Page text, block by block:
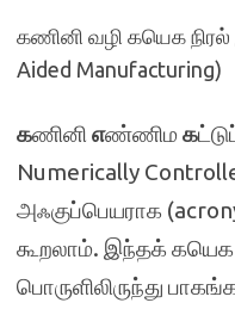
கணினி வழி கயெக
Aided Manufacturing)
கணினி எண்ணிம க
Numerically
அஃகுப்பெயராக
கூறலாம். இந்தக் கயெக
பொருளிலிருந்து